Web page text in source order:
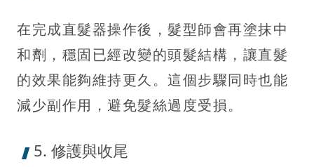
在完成直髮器操作後，髮型師會再塗抹中
和劑，穩固已經改變的頭髮結構，讓直髮
的效果能夠維持更久。這個步驟同時也能
減少副作用，避免髮絲過度受損。
5. 修護與收尾